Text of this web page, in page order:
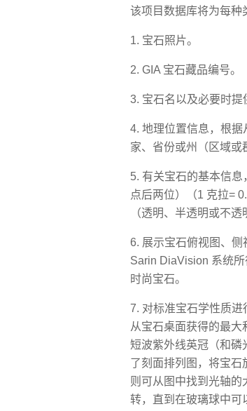
该项目数据库将为每种
1. 宝石照片。
2. GIA 宝石藏品编号。
3. 宝石名以及必要时提
4. 地理位置信息，根
家、省份或州（区域或
5. 有关宝石的基本信
点后两位）（1 克拉=
（透明、半透明或不
6. 展示宝石俯视图、
Sarin DiaVision 系统
时尚宝石。
7. 对标准宝石学性质
从宝石桌面获得的最
短波紫外线英冠（和磷
了刻面排列图，将宝石
则可从图中找到光轴
转，直到在玻璃球中可